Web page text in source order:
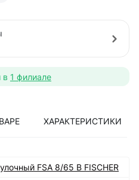
в 1 филиале
ХАРАКТЕРИСТИКИ
FSA 8/65 B FISCHER